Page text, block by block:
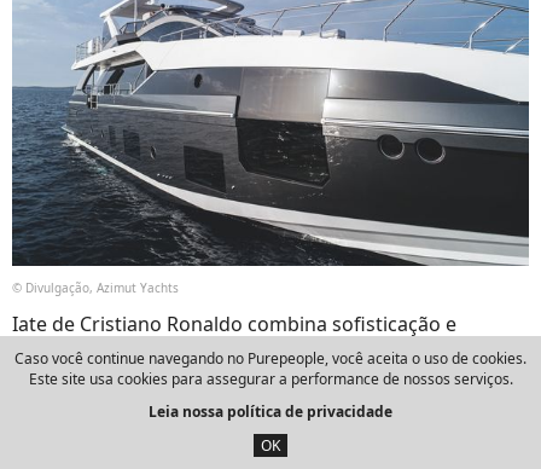
© Divulgação, Azimut Yachts
Iate de Cristiano Ronaldo combina sofisticação e
funcionalidade em alto-mar
Caso você continue navegando no Purepeople, você aceita o uso de cookies.
Este site usa cookies para assegurar a performance de nossos serviços.
Leia nossa política de privacidade
OK